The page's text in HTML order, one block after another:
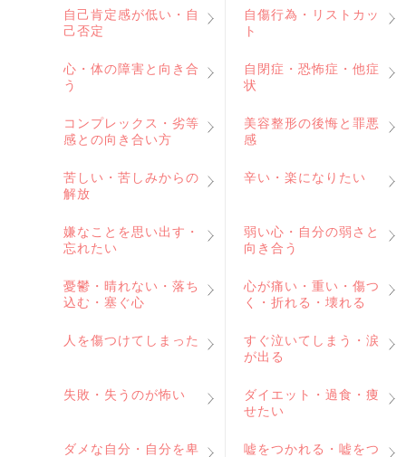
自己肯定感が低い・自
己否定
自傷行為・リストカッ
ト
心・体の障害と向き合
う
自閉症・恐怖症・他症
状
コンプレックス・劣等
感との向き合い方
美容整形の後悔と罪悪
感
苦しい・苦しみからの
解放
辛い・楽になりたい
嫌なことを思い出す・
忘れたい
弱い心・自分の弱さと
向き合う
憂鬱・晴れない・落ち
込む・塞ぐ心
心が痛い・重い・傷つ
く・折れる・壊れる
人を傷つけてしまった
すぐ泣いてしまう・涙
が出る
失敗・失うのが怖い
ダイエット・過食・痩
せたい
ダメな自分・自分を卑
嘘をつかれる・嘘をつ